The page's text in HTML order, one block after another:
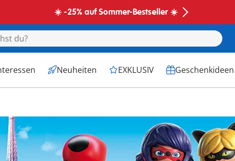
☀️ -25% auf Sommer-Bestseller ☀️
Neuheiten EXKLUSIV Geschenkideen